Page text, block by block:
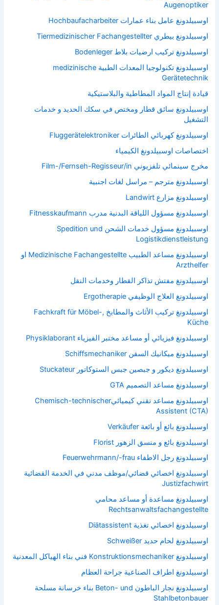
Augenoptiker
اوسبيلدونغ عامل بناء عمارات Hochbaufacharbeiter
اوسبيلدونغ بيطري Tiermedizinischer Fachangestellter
اوسبيلدونغ تركيب ارضيات بلاط Bodenleger
اوسبيلدونغ تكنولوجيا المعدات الطبية medizinische
Gerätetechnik
قيادة إنتاج المواد المطاطية والبلاستيكية
اوسبيلدونغ سائق قطار ومختص في سكك الحديد و خدمات
التشغيل
اوسبيلدونغ كهربائي الطائرات Fluggerätelektroniker
اختصاصات اوسبيلدونغ الكيمياء
مخرج سينمائي تلفزيوني Film-/Fernseh-Regisseur/in
اوسبيلدونغ مترجم – مراسل لغات اجنبية
اوسبيلدونغ مزارع Landwirt
اوسبيلدونغ مسؤول اللياقة البدنية مدرب Fitnesskaufmann
اوسبيلدونغ مسؤول خدمات الشحن Spedition und
Logistikdienstleistung
اوسبيلدونغ مساعد الطبيب Medizinische Fachangestellte او
Arzthelfer
اوسبيلدونغ مفتش تذاكر القطار وخدمات النقل
اوسبيلدونغ العلاج الوظيفي Ergotherapie
اوسبيلدونغ تركيب الأثاث والمطابخ Fachkraft für Möbel-,
Küche
اوسبيلدونغ فيزيائي أو مساعد مختبر الفيزياء Physiklaborant
اوسبيلدونغ ميكانيك السفن Schiffsmechaniker
اوسبيلدونغ ديكور و جبصين جبس الستوكاتور Stuckateur
اوسبيلدونغ مساعد التصميم GTA
اوسبيلدونغ مساعد تقني كيميائيChemisch-technischer
Assistent (CTA)
اوسبيلدونغ بائع أو بائعة Verkäufer
اوسبيلدونغ بائع و منسق الزهور Florist
اوسبيلدونغ رجل الاطفاء Feuerwehrmann/-frau
اوسبيلدونغ اخصائي قضائي/موظف مدني في الخدمة القضائية
Justizfachwirt
اوسبيلدونغ مساعدة أو مساعد محامي
Rechtsanwaltsfachangestellte
اوسبيلدونغ اخصائي تغذية Diätassistent
اوسبيلدونغ لحام حديد Schweißer
اوسبيلدونغ Konstruktionsmechaniker فني بناء الهياكل المعدنية
اوسبيلدونغ اطراف الصناعية جراحة العظام
اوسبيلدونغ نجار الباطون Beton- und بناء خرسانة مسلحة
Stahlbetonbauer